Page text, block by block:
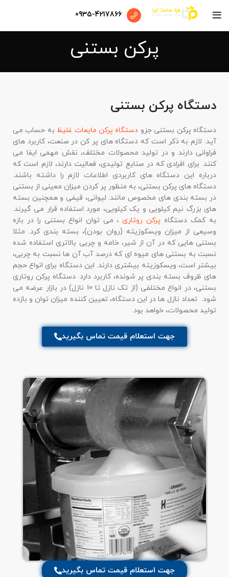
0935-4217866
پرکن بستنی
دستگاه پرکن بستنی
دستگاه پرکن بستنی جزو دستگاه پرکن مایعات غلیظ به حساب می
آید. لازم به ذکر است که دستگاه های پر کن در صنعت، کاربرد های
فراوانی دارند و در تولید محصولات مختلف، نقش مهمی ایفا می
کنند. برای افرادی که در صنایع تولیدی، فعالیت دارند، لازم است که
درباره این دستگاه های کاربردی اطلاعات لازم را داشته باشند.
دستگاه های پرکن بستنی، به منظور پر کردن میزان معینی از بستنی
در بسته بندی های مخصوص مانند: لیوانی، قیفی و همچنین بسته
های بزرگ نیم کیلویی و یک کیلویی، مورد استفاده قرار می گیرند.
به کمک دستگاه پرکن روتاری، می توان انواع بستنی را در بازه
وسیعی از میزان ویسکوزیته (روان بودن)، بسته بندی کرد. مثلا
بستنی هایی که در آن از شیر، خامه و چربی بالاتری استفاده شده
نسبت به بستنی های میوه ای که درصد آب آن ها نسبت به چربی،
بیشتر است، ویسکوزیته بیشتری دارند. این دستگاه برای انواع حجم
های ظروف بسته بندی پر شونده، کاربرد دارد. دستگاه پرکن روتاری
بستنی، در انواع مختلفی (از تک نازل تا 10 نازل) در بازار عرضه می
شود. تعداد نازل ها در این دستگاه، تعیین کننده میزان توان و بازده
تولید محصولات، خواهد بود.
جهت استعلام قیمت تماس بگیرید
جهت استعلام قیمت تماس بگیرید